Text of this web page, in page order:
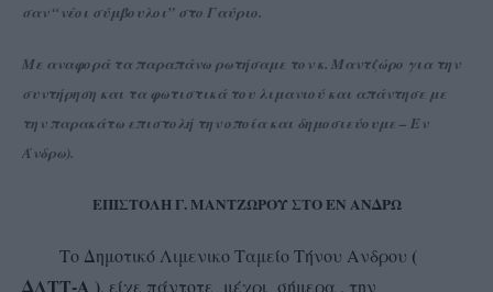
σαν “νέοι σύμβουλοι” στο Γαύριο.
Με αναφορά τα παραπάνω ρωτήσαμε τον κ. Μαντζώρο για την
συντήρηση και τα φωτιστικά του λιμανιού και απάντησε με
την παρακάτω επιστολή την οποία και δημοσιεύουμε – Εν
Άνδρω).
ΕΠΙΣΤΟΛΗ Γ. ΜΑΝΤΖΩΡΟΥ ΣΤΟ ΕΝ ΑΝΔΡΩ
Το Δημοτικό Λιμενικο Ταμείο Τήνου Ανδρου (
ΔΛΤΤ-Α ), είχε πάντοτε μέχρι σήμερα , την